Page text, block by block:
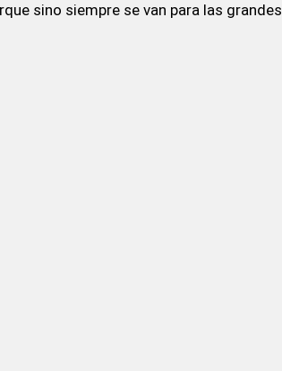
sino siempre se van para las grandes